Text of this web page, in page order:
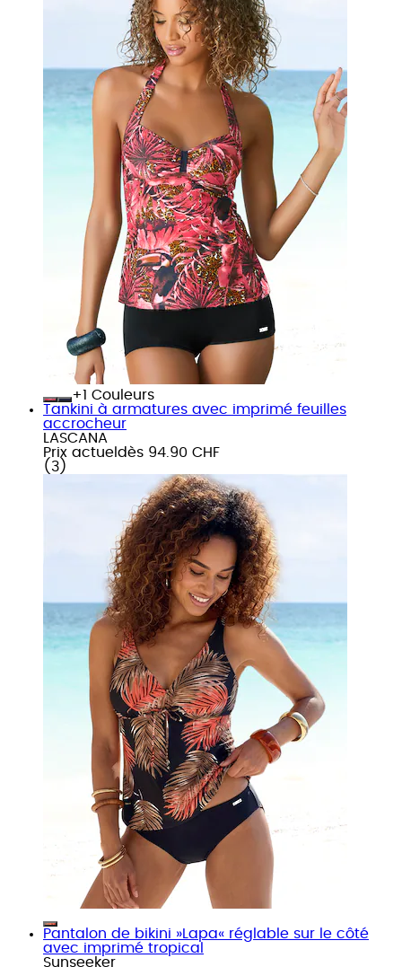
+
Couleurs
Tankini à armatures avec imprimé feuilles
accrocheur
LASCANA
Prix actuel dès 94.90 CHF
( 3 )
Pantalon de bikini »Lapa« réglable sur le côté
avec imprimé tropical
Sunseeker